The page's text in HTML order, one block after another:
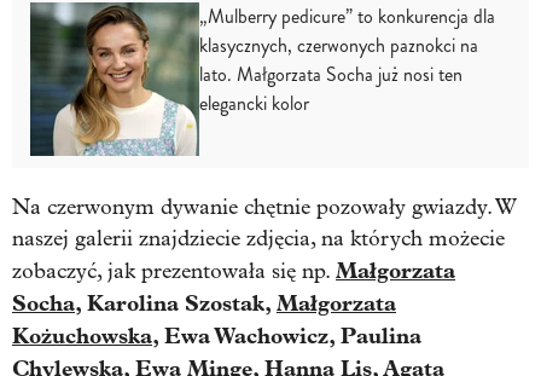
„Mulberry pedicure” to konkurencja dla
klasycznych, czerwonych paznokci na
lato. Małgorzata Socha już nosi ten
elegancki kolor
Na czerwonym dywanie chętnie pozowały gwiazdy. W
naszej galerii znajdziecie zdjęcia, na których możecie
zobaczyć, jak prezentowała się np. Małgorzata
Socha, Karolina Szostak, Małgorzata
Kożuchowska, Ewa Wachowicz, Paulina
Chylewska, Ewa Minge, Hanna Lis,Agata